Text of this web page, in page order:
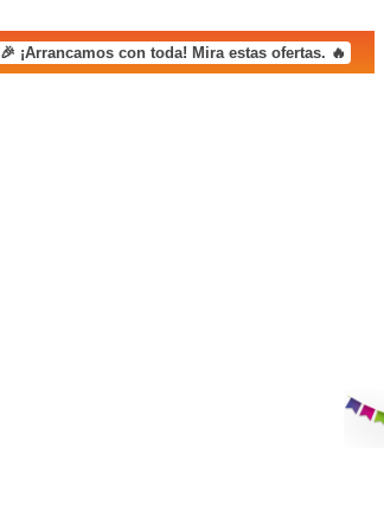
🎉 ¡Arrancamos con toda! Mira estas ofertas. 🔥